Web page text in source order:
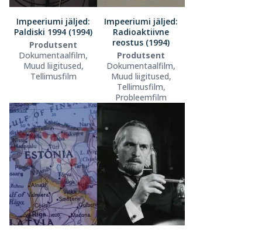
Impeeriumi jäljed:
Paldiski 1994 (1994)
Produtsent
Dokumentaalfilm,
Muud liigitused,
Tellimusfilm
Impeeriumi jäljed:
Radioaktiivne
reostus (1994)
Produtsent
Dokumentaalfilm,
Muud liigitused,
Tellimusfilm,
Probleemfilm